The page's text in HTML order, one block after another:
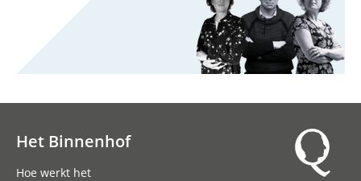
Het Binnenhof
Hoe werkt het